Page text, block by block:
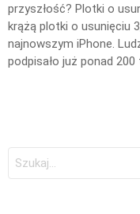
przyszłość? Plotki o
krążą plotki o usunięciu
najnowszym iPhone.
podpisało już ponad 200